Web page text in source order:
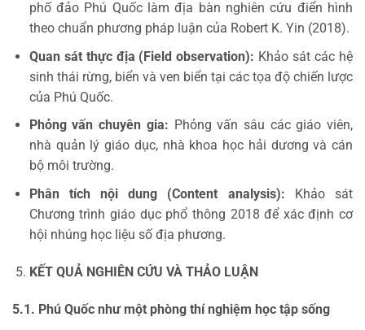
phố đảo Phú Quốc làm địa bàn nghiên cứu điển hình
theo chuẩn phương pháp luận của Robert K. Yin (2018).
Quan sát thực địa (Field observation): Khảo sát các hệ
sinh thái rừng, biển và ven biển tại các tọa độ chiến lược
của Phú Quốc.
Phỏng vấn chuyên gia: Phỏng vấn sâu các giáo viên,
nhà quản lý giáo dục, nhà khoa học hải dương và cán
bộ môi trường.
Phân tích nội dung (Content analysis): Khảo sát
Chương trình giáo dục phổ thông 2018 để xác định cơ
hội nhúng học liệu số địa phương.
KẾT QUẢ NGHIÊN CỨU VÀ THẢO LUẬN
5.1. Phú Quốc như một phòng thí nghiệm học tập sống